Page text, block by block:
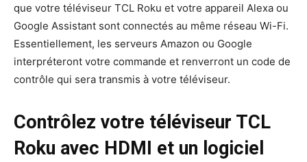
que votre téléviseur TCL Roku et votre appareil Alexa ou
Google Assistant sont connectés au même réseau Wi-Fi.
Essentiellement, les serveurs Amazon ou Google
interpréteront votre commande et renverront un code de
contrôle qui sera transmis à votre téléviseur.
Contrôlez votre téléviseur TCL
Roku avec HDMI et un logiciel